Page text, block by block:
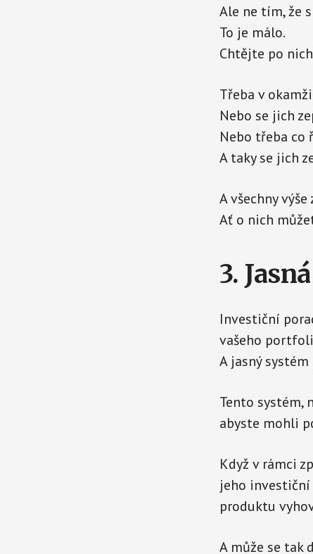
Ale ne tím, že
To je málo.
Chtějte po
Třeba v
Nebo se jich
Nebo třeba
A taky se jich
A všechny
Ať o nich
3.
Investiční
vašeho
A jasný
Tento systém,
abyste mohli
Když v rámci
jeho investiční
produktu
A může se tak